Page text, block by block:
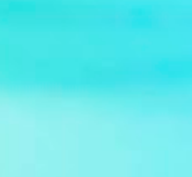
Expo 2011 Von Eva